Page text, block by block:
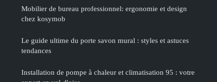
Mobilier de bureau professionnel: ergonomie et design
chez kosymob
Le guide ultime du porte savon mural : styles et astuces
tendances
Installation de pompe à chaleur et climatisation 95 : votre